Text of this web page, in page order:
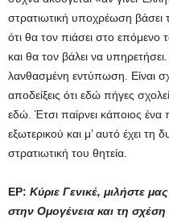
στρατιωτική υποχρέωση βάσει
ότι θα τον πιάσει στο επόμενο
και θα τον βάλει να
λανθασμένη εντύπωση. Είναι
αποδείξεις ότι εδώ πήγες
εδώ. Έτσι παίρνει κάποιος ένα
εξωτερικού και μ’ αυτό έχει τη
στρατιωτική του θητεία.
ΕΡ: Κύριε Γενικέ, μιλήστε
στην Ομογένεια και τη